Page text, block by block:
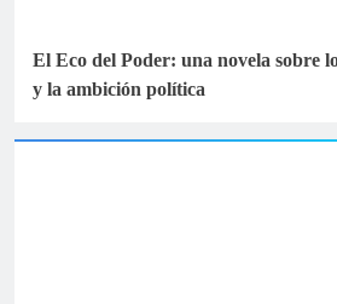
El Eco del Poder: una novela sobre
y la ambición política